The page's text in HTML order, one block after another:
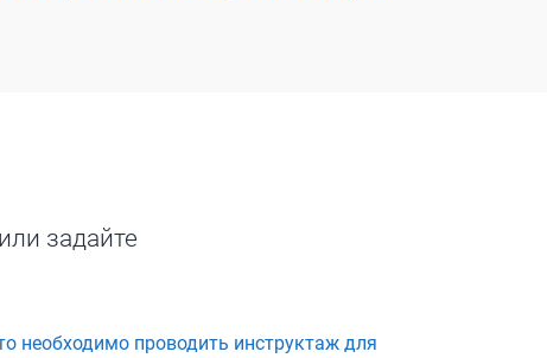
задайте
необходимо проводить инструктаж для